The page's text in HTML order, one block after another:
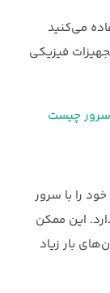
می‌کنید
فیزیکی
چیست
را با سرور
این ممکن
بار زیاد